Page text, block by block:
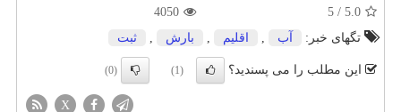
5.0
/
5
4050
تگهای خبر:
آب اقلیم بارش ثبت
این مطلب را می پسندید؟ (1)
(0)
X